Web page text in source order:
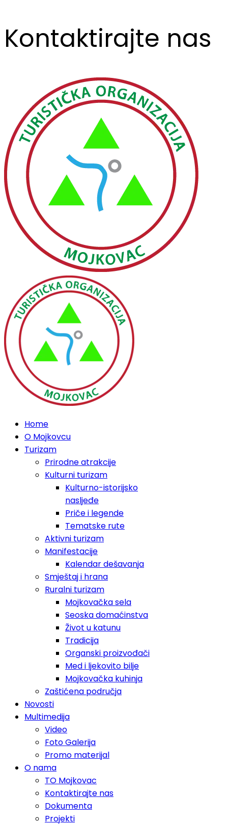
Kontaktirajte nas
Home
O Mojkovcu
Turizam
Prirodne atrakcije
Kulturni turizam
Kulturno-istorijsko
nasljeđe
Priče i legende
Tematske rute
Aktivni turizam
Manifestacije
Kalendar dešavanja
Smještaj i hrana
Ruralni turizam
Mojkovačka sela
Seoska domaćinstva
Život u katunu
Tradicija
Organski proizvođači
Med i ljekovito bilje
Mojkovačka kuhinja
Zaštićena područja
Novosti
Multimedija
Video
Foto Galerija
Promo materijal
O nama
TO Mojkovac
Kontaktirajte nas
Dokumenta
Projekti